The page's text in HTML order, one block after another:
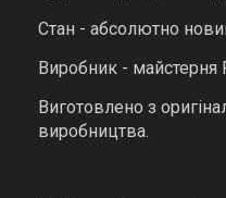
Стан - абсолютно
Виробник - майстерня
Виготовлено з
виробництва.